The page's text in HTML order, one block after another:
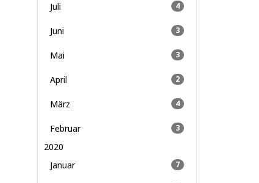
Juli 4
Juni 3
Mai 3
April 2
März 4
Februar 3
2020
Januar
7